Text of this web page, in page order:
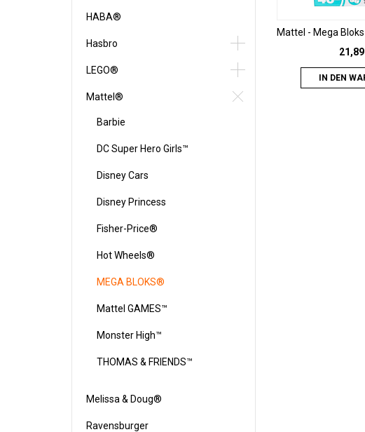
HABA®
Hasbro
LEGO®
Mattel®
Barbie
DC Super Hero Girls™
Disney Cars
Disney Princess
Fisher-Price®
Hot Wheels®
MEGA BLOKS®
Mattel GAMES™
Monster High™
THOMAS & FRIENDS™
Melissa & Doug®
Ravensburger
21,89
IN DEN